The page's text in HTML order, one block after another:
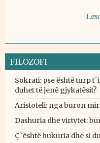
FILOZOFI
Sokrati: pse është turp
duhet të jenë gjykatësit?
Aristoteli: nga buron
Dashuria dhe virtytet:
Ç`është bukuria dhe si